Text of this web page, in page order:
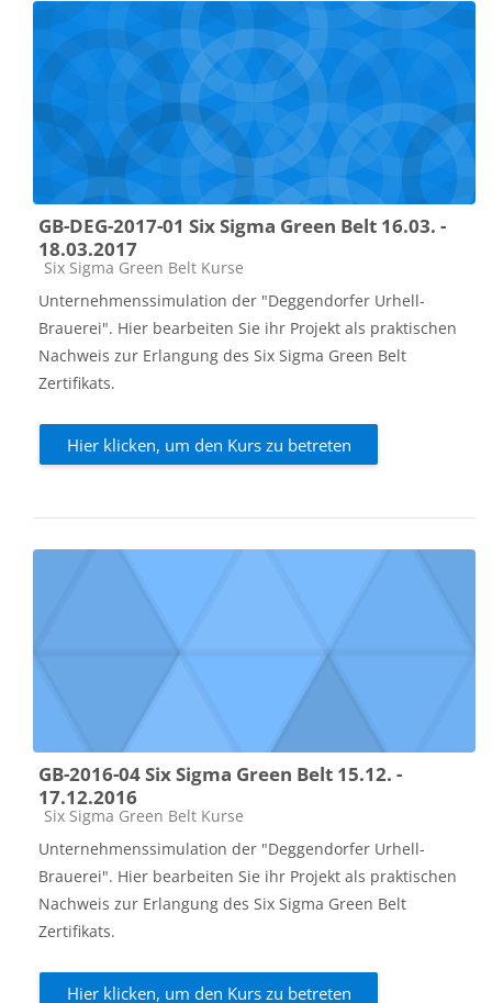
GB-DEG-2017-01 Six Sigma Green Belt 16.03. -
18.03.2017
Kursbereich
Six Sigma Green Belt Kurse
Unternehmenssimulation der "Deggendorfer Urhell-
Brauerei". Hier bearbeiten Sie ihr Projekt als praktischen
Nachweis zur Erlangung des Six Sigma Green Belt
Zertifikats.
Hier klicken, um den Kurs zu betreten
GB-2016-04 Six Sigma Green Belt 15.12. -
17.12.2016
Kursbereich
Six Sigma Green Belt Kurse
Unternehmenssimulation der "Deggendorfer Urhell-
Brauerei". Hier bearbeiten Sie ihr Projekt als praktischen
Nachweis zur Erlangung des Six Sigma Green Belt
Zertifikats.
Hier klicken, um den Kurs zu betreten